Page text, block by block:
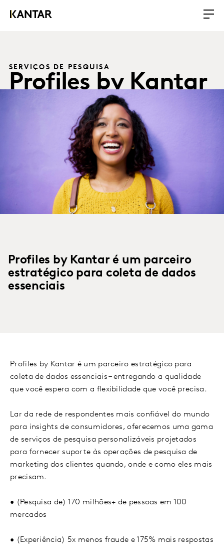
SERVIÇOS DE PESQUISA
Profiles by Kantar
Profiles by Kantar é um parceiro
estratégico para coleta de dados
essenciais
Profiles by Kantar é um parceiro estratégico para
coleta de dados essenciais – entregando a qualidade
que você espera com a flexibilidade que você precisa.
Lar da rede de respondentes mais confiável do mundo
para insights de consumidores, oferecemos uma gama
de serviços de pesquisa personalizáveis projetados
para fornecer suporte às operações de pesquisa de
marketing dos clientes quando, onde e como eles mais
precisam.
• (Pesquisa de) 170 milhões+ de pessoas em 100
mercados
• (Experiência) 5x menos fraude e 175% mais respostas